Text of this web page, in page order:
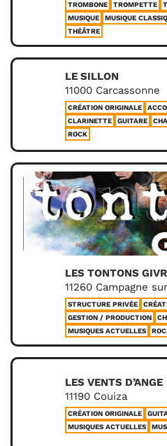
TROMBONE
TROMPETTE
MUSIQUE
MUSIQUE
THÉÂTRE
LE SILLON
11000 Carcassonne
CRÉATION ORIGINALE
CLARINETTE
GUITARE
ROCK
LES TONTONS
11260 Campagne sur
STRUCTURE PRIVÉE
GESTION / PRODUCTION
MUSIQUES ACTUELLES
LES VENTS D’ANGE
11190 Couiza
CRÉATION ORIGINALE
MUSIQUES ACTUELLES